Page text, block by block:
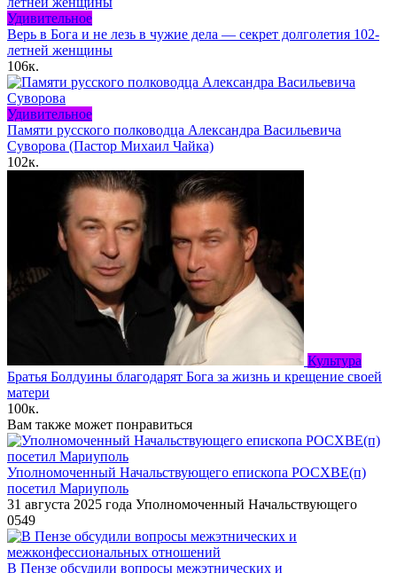
Удивительное
Верь в Бога и не лезь в чужие дела — секрет долголетия 102-
летней женщины
106к.
Удивительное
Памяти русского полководца Александра Васильевича
Суворова (Пастор Михаил Чайка)
102к.
Культура
Братья Болдуины благодарят Бога за жизнь и крещение своей
матери
100к.
Вам также может понравиться
Уполномоченный Начальствующего епископа РОСХВЕ(п)
посетил Мариуполь
31 августа 2025 года Уполномоченный Начальствующего
0549
В Пензе обсудили вопросы межэтнических и